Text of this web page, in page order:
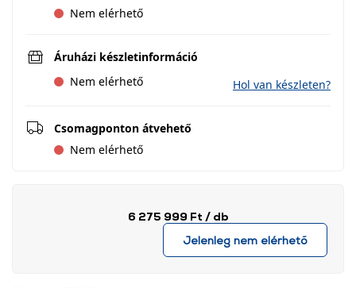
Nem elérhető
Áruházi készletinformáció
Nem elérhető
Hol van készleten?
Csomagponton átvehető
Nem elérhető
6 275 999 Ft / db
Jelenleg nem elérhető